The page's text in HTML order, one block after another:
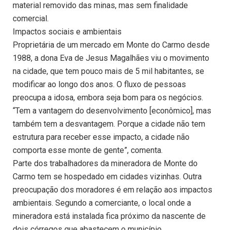
material removido das minas, mas sem finalidade
comercial.
Impactos sociais e ambientais
Proprietária de um mercado em Monte do Carmo desde
1988, a dona Eva de Jesus Magalhães viu o movimento
na cidade, que tem pouco mais de 5 mil habitantes, se
modificar ao longo dos anos. O fluxo de pessoas
preocupa a idosa, embora seja bom para os negócios.
“Tem a vantagem do desenvolvimento [econômico], mas
também tem a desvantagem. Porque a cidade não tem
estrutura para receber esse impacto, a cidade não
comporta esse monte de gente”, comenta.
Parte dos trabalhadores da mineradora de Monte do
Carmo tem se hospedado em cidades vizinhas. Outra
preocupação dos moradores é em relação aos impactos
ambientais. Segundo a comerciante, o local onde a
mineradora está instalada fica próximo da nascente de